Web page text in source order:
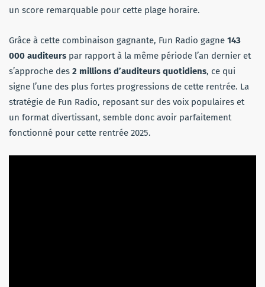
un score remarquable pour cette plage horaire.
Grâce à cette combinaison gagnante, Fun Radio gagne 143
000 auditeurs par rapport à la même période l’an dernier et
s’approche des 2 millions d’auditeurs quotidiens, ce qui
signe l’une des plus fortes progressions de cette rentrée. La
stratégie de Fun Radio, reposant sur des voix populaires et
un format divertissant, semble donc avoir parfaitement
fonctionné pour cette rentrée 2025.